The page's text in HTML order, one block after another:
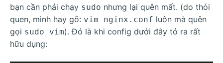
bạn cần phải chạy sudo nhưng lại quên mất. (do thói
quen, mình hay gõ: vim nginx.conf luôn mà quên
gọi sudo vim). Đó là khi config dưới đây tỏ ra rất
hữu dụng: